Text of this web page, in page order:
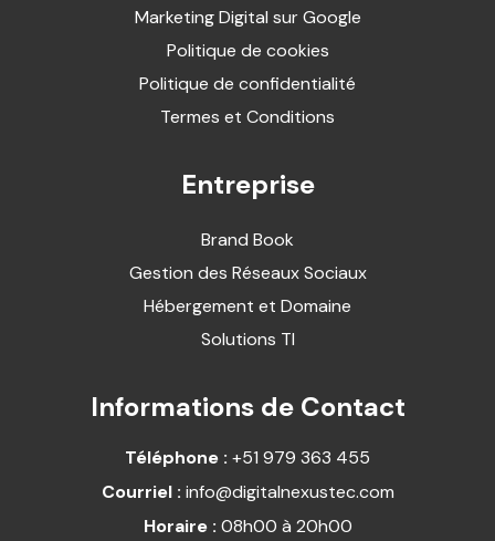
Marketing Digital sur Google
Politique de cookies
Politique de confidentialité
Termes et Conditions
Entreprise
Brand Book
Gestion des Réseaux Sociaux
Hébergement et Domaine
Solutions TI
Informations de Contact
Téléphone : +51 979 363 455
Courriel : info@digitalnexustec.com
Horaire : 08h00 à 20h00